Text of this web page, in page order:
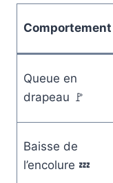
Comportement
Queue en
drapeau 🚩
Baisse de
l’encolure 💤